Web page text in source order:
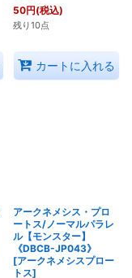
50円(税込)
残り10点
カートに入れる
アークネメシス・プロ
ートス/ノーマルパラレ
ル【モンスター】
《DBCB-JP043》
[アークネメシスプロー
トス]